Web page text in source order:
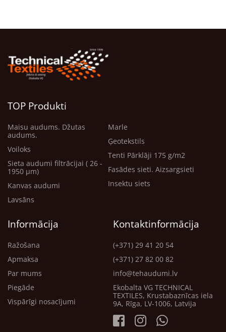
TOP Produkti
Maisu audums. Džutas
audums.
Voiloks
Sieta audumi filtrācijai ( 26 -
1950 μm)
Kanvas audumi
Lavsāns
Marle
Ģeotekstils
Tenti Pārklāji 175 g/m2
Fasādes sieti. Aizsargsieti
Insektu siets
Informācija
Ražošana
Apmaksa
Par mums
Piegāde
Vispārīgi nosacījumi
Kontaktinformācija
(+371) 29 41 20 54
(+371) 27 82 00 82
info@tehaudumi.lv
Ekobalta VG TECHNICAL
TEXTILES, Krustabaznīcas iela
9A, Rīga, LV-1006, Latvija